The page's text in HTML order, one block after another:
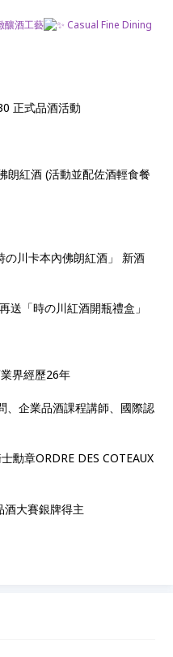
釀酒工藝
Casual Fine Dining
正式品酒活動
朗紅酒 (活動並配佐酒輕食餐
川卡本內佛朗紅酒」 新酒
送「時の川紅酒開瓶禮盒」
界經歷26年
、企業品酒課程講師、國際認
勳章ORDRE DES COTEAUX
酒大賽銀牌得主